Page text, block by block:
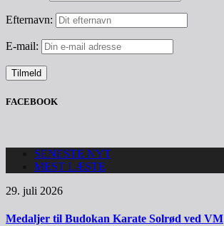
Efternavn:
E-mail:
FACEBOOK
SENESTE NYT
MEST LÆSTE
29. juli 2026
Medaljer til Budokan Karate Solrød ved VM